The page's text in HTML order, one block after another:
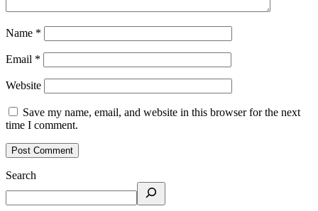
Name *
Email *
Website
Save my name, email, and website in this browser for the next
time I comment.
Search